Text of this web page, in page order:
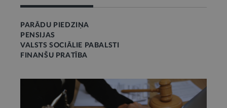
PARĀDU PIEDZIŅA
PENSIJAS
VALSTS SOCIĀLIE PABALSTI
FINANŠU PRATĪBA